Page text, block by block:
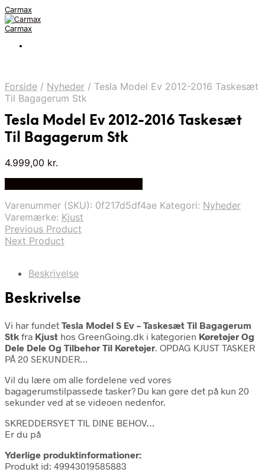
Carmax
Carmax
Forside / Nyheder / Tesla Model Ev 2012-2016 Taskesæt
Til Bagagerum Stk
Tesla Model Ev 2012-2016 Taskesæt
Til Bagagerum Stk
4.999,00 kr.
Varenummer (SKU): 0f217d5df4ae Kategori: Nyheder
Varemærke: Kjust
Previous Product
Next Product
Beskrivelse
Beskrivelse
Vi har fundet Tesla Model S Ev – Taskesæt Til Bagagerum
Stk fra Kjust hos GreenGoing.dk i kategorien Køretøjer Og
Dele Dele Og Tilbehør Til Køretøjer. OPDAG KJUST TASKER
PÅ 20 SEKUNDER…
Vil du lære om alle fordelene ved vores
bagagerumstilpassede tasker? Du kan gøre det på kun 20
sekunder ved at se videoen nedenfor.
SKREDDERSYET TIL DINE BEHOV…
Er du på
Yderlige produktinformationer:
Produkt id: 49943019585883